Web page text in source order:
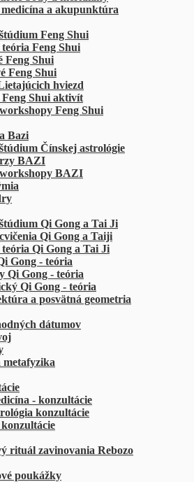
a akupunktúra
Feng Shui
Feng Shui
Feng Shui
Feng Shui
hviezd
Feng Shui aktivít
Feng Shui
Bazi
Čínskej astrológie
BAZI
BAZI
Qi Gong a Tai Ji
Qi Gong a Taiji
Qi Gong a Tai Ji
Gong - teória
Qi Gong - teória
Qi Gong - teória
a posvätná geometria
dátumov
metafyzika
- konzultácie
konzultácie
rituál zavinovania Rebozo
poukážky